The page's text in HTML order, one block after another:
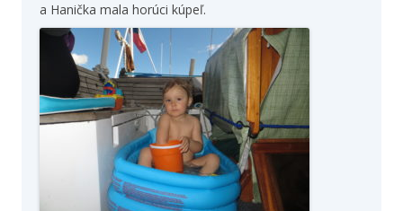
a Hanička mala horúci kúpeľ.